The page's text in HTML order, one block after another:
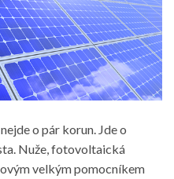
o pár korun. Jde o
Nuže, fotovoltaická
velkým pomocníkem